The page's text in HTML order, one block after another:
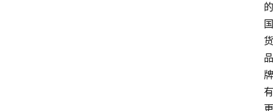
的
国
货
品
牌
有
更